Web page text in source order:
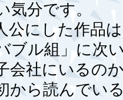
気分です。
にした作品
ブル組」に次
会社にいるの
から読んでい